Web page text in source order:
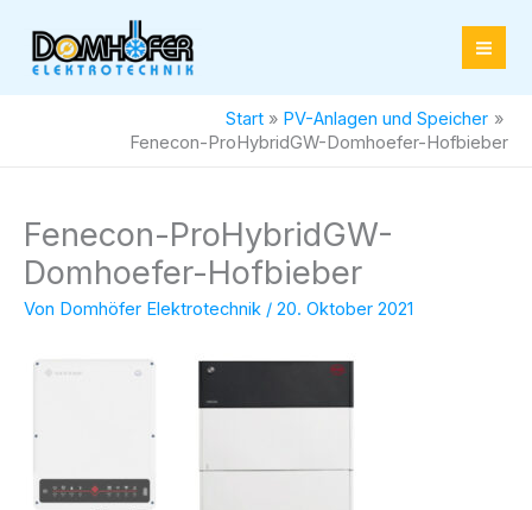
Inhalt
Start
PV-Anlagen und Speicher
Fenecon-ProHybridGW-Domhoefer-Hofbieber
Fenecon-ProHybridGW-
Domhoefer-Hofbieber
Von Domhöfer Elektrotechnik / 20. Oktober 2021